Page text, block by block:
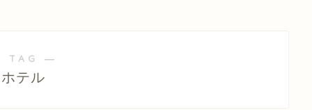
TAG ―
ホテル